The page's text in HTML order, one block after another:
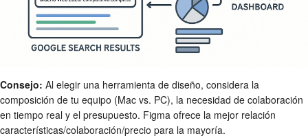
Consejo: Al elegir una herramienta de diseño, considera la
composición de tu equipo (Mac vs. PC), la necesidad de colaboración
en tiempo real y el presupuesto. Figma ofrece la mejor relación
características/colaboración/precio para la mayoría.